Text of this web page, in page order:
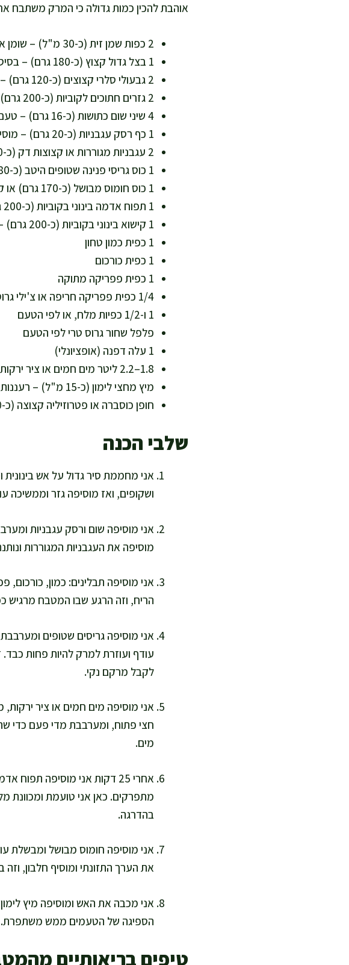
אוהבת להכין כמות גדולה כי המרק משתבח
2 כפות שמן זית (כ-30 מ"ל) – שומן איכותי במידה, מתאים לבישול בריא
1 בצל גדול קצוץ (כ-180 גרם) – בסיס מתוק טבעי ללא סוכר מעובד
2 גבעולי סלרי קצוצים (כ-120 גרם) – עשיר במים ומינרלים
2 גזרים חתוכים לקוביות (כ-200 גרם) – מקור לבטא-קרוטן
4 שיני שום כתושות (כ-16 גרם) – טעם חזק ומרוכז
1 כף רסק עגבניות (כ-20 גרם) – מוסיף עומק וצבע
2 עגבניות מגוררות או קצוצות דק (כ-250 גרם) – ויטמין C וליקופן
1 כוס גריסי פנינה שטופים היטב (כ-180 גרם) – עשיר בסיבים, בסיס משביע
1 כוס חומוס מבושל (כ-170 גרם) או קפוא מופשר – חלבון צמחי וסיבים
1 תפוח אדמה בינוני בקוביות (כ-200 גרם) – נותן גוף למרק, אפשר להחליף לפי דיאטה
1 קישוא בינוני בקוביות (כ-200 גרם) – מוסיף נפח קל ועדין
1 כפית כמון טחון
1 כפית כורכום
1 כפית פפריקה מתוקה
1/4 כפית פפריקה חריפה או צ'ילי גרוס (אופציונלי)
1 ו-1/2 כפיות מלח, או לפי הטעם
פלפל שחור גרוס טרי לפי הטעם
1 עלה דפנה (אופציונלי)
1.8–2.2 ליטר מים חמים או ציר ירקות דל מלח – לבישול בריא
מיץ מחצי לימון (כ-15 מ"ל) – רעננות ועוזר לספיגת ברזל מהקטניות
חופן כוסברה או פטרוזיליה קצוצה (כ-20 גרם) – ויטמינים וטעם ירוק
שלבי הכנה
ושקופים, ואז מוסיפה גזר וממשיכה עוד 3 דקות. אתם מחפשים ריח מתוק ונקי, לא השחמה
אני מוסיפה שום ורסק עגבניות
מוסיפה את העגבניות המגוררות ונותנת להן להתבשל 2–3 דקות. השלב הזה
הריח, וזה הרגע שבו המטבח מרגיש
אני מוסיפה גריסים שטופים
עודף ועוזרת למרק להיות פחות
לקבל מרקם נקי.
מים.
מתפרקים. כאן אני טועמת ומכוונת
בהדרגה.
את הערך התזונתי ומוסיף חלבון, וזה
הספיגה של הטעמים ממש משתפרת.
טיפים בריאותיים